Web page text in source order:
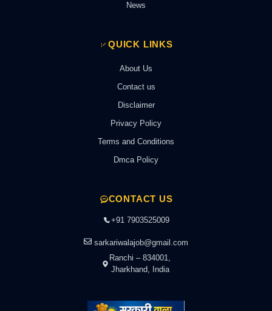
News
QUICK LINKS
About Us
Contact us
Disclaimer
Privacy Policy
Terms and Conditions
Dmca Policy
CONTACT US
+91 7903525009
sarkariwalajob@gmail.com
Ranchi – 834001,
Jharkhand, India